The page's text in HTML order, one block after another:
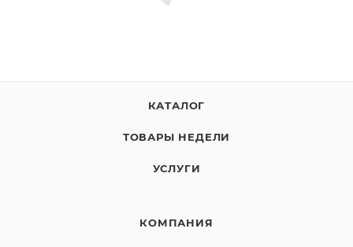
КАТАЛОГ
ТОВАРЫ НЕДЕЛИ
УСЛУГИ
КОМПАНИЯ